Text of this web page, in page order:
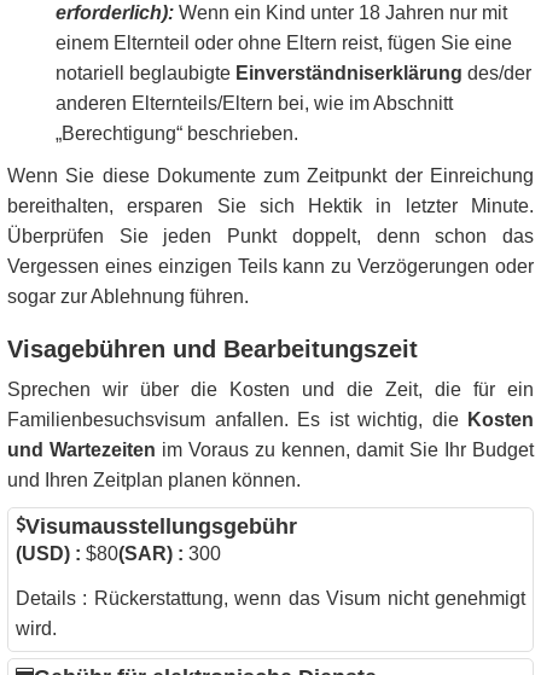
erforderlich): Wenn ein Kind unter 18 Jahren nur mit
einem Elternteil oder ohne Eltern reist, fügen Sie eine
notariell beglaubigte Einverständniserklärung des/der
anderen Elternteils/Eltern bei, wie im Abschnitt
„Berechtigung“ beschrieben.
Wenn Sie diese Dokumente zum Zeitpunkt der Einreichung
bereithalten, ersparen Sie sich Hektik in letzter Minute.
Überprüfen Sie jeden Punkt doppelt, denn schon das
Vergessen eines einzigen Teils kann zu Verzögerungen oder
sogar zur Ablehnung führen.
Visagebühren und Bearbeitungszeit
Sprechen wir über die Kosten und die Zeit, die für ein
Familienbesuchsvisum anfallen. Es ist wichtig, die Kosten
und Wartezeiten im Voraus zu kennen, damit Sie Ihr Budget
und Ihren Zeitplan planen können.
Visumausstellungsgebühr
(USD) : $80(SAR) : 300
Details : Rückerstattung, wenn das Visum nicht genehmigt
wird.